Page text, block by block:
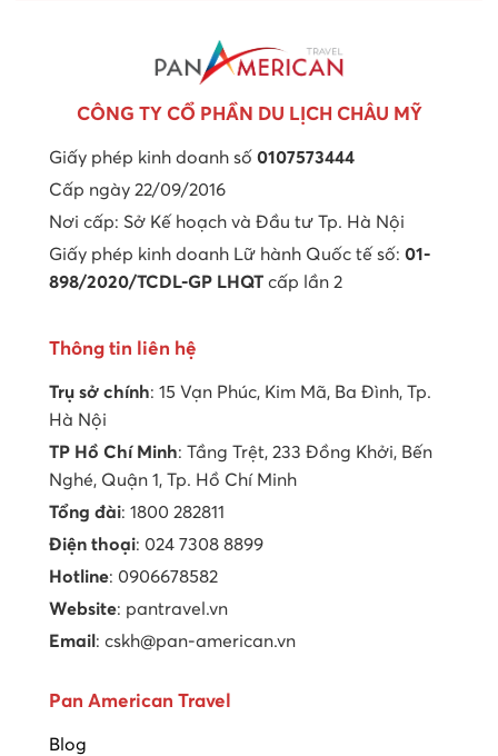
CÔNG TY CỔ PHẦN DU LỊCH CHÂU MỸ
Giấy phép kinh doanh số 0107573444
Cấp ngày 22/09/2016
Nơi cấp: Sở Kế hoạch và Đầu tư Tp. Hà Nội
Giấy phép kinh doanh Lữ hành Quốc tế số: 01-
898/2020/TCDL-GP LHQT cấp lần 2
Thông tin liên hệ
Trụ sở chính: 15 Vạn Phúc, Kim Mã, Ba Đình, Tp.
Hà Nội
TP Hồ Chí Minh: Tầng Trệt, 233 Đồng Khởi, Bến
Nghé, Quận 1, Tp. Hồ Chí Minh
Tổng đài: 1800 282811
Điện thoại: 024 7308 8899
Hotline: 0906678582
Website: pantravel.vn
Email : cskh@pan-american.vn
Pan American Travel
Blog